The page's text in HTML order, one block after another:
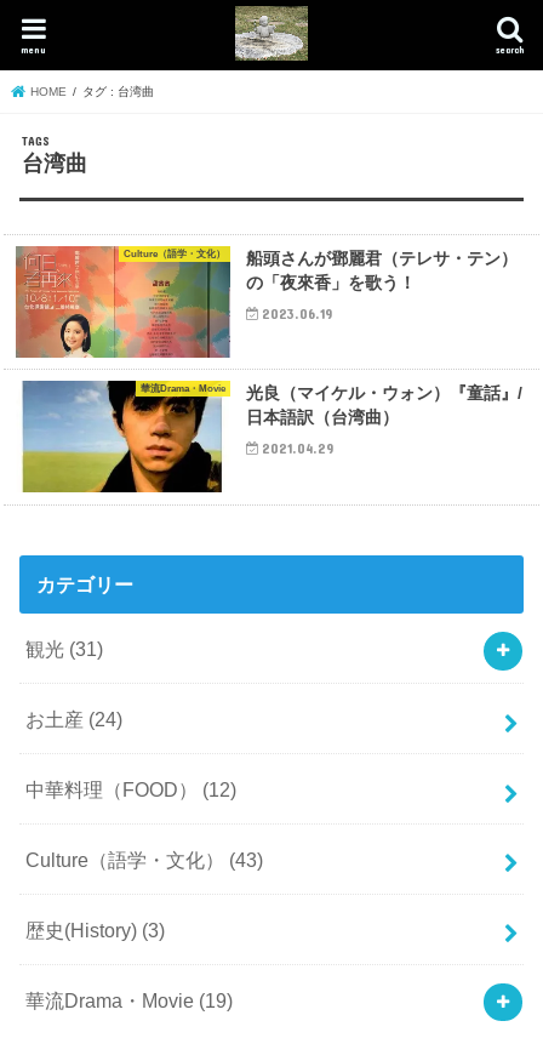
search
menu
HOME タグ : 台湾曲
台湾曲
Culture（語学・文化）
船頭さんが鄧麗君（テレサ・テン）
の「夜來香」を歌う！
2023.06.19
華流Drama・Movie
光良（マイケル・ウォン）『童話』/
日本語訳（台湾曲）
2021.04.29
カテゴリー
観光 (31)
お土産 (24)
中華料理（FOOD） (12)
Culture（語学・文化） (43)
歴史(History) (3)
華流Drama・Movie (19)